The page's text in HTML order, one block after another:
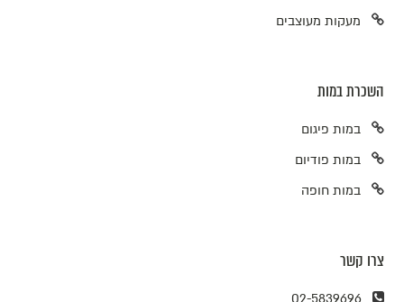
מעקות מעוצבים
השכרת במות
במות פיגום
במות פודיום
במות חופה
צרו קשר